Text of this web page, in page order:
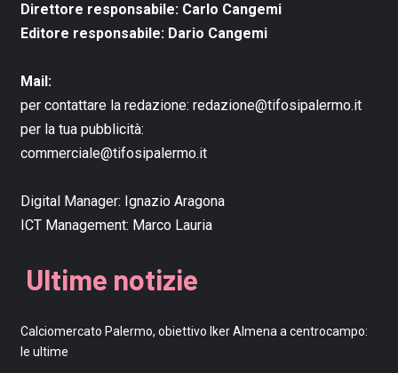
Direttore responsabile: Carlo Cangemi
Editore responsabile: Dario Cangemi
Mail:
per contattare la redazione: redazione@tifosipalermo.it
per la tua pubblicità:
commerciale@tifosipalermo.it
Digital Manager: Ignazio Aragona
ICT Management: Marco Lauria
Ultime notizie
Calciomercato Palermo, obiettivo Iker Almena a centrocampo:
le ultime